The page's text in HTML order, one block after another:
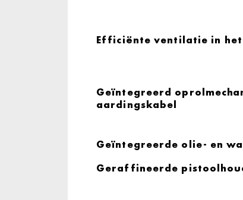
Efficiënte ventilatie in
Geïntegreerd
aardingskabel
Geïntegreerde olie- en
Geraffineerde